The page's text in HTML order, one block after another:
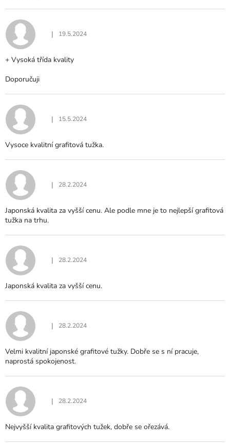
Hodnocení produktu je 5 z 5 hvězdiček.
| 19.5.2024
+ Vysoká třída kvality
Doporučuji
Hodnocení produktu je 5 z 5 hvězdiček.
| 15.5.2024
Vysoce kvalitní grafitová tužka.
Hodnocení produktu je 5 z 5 hvězdiček.
| 28.2.2024
Japonská kvalita za vyšší cenu. Ale podle mne je to nejlepší grafitová
tužka na trhu.
Hodnocení produktu je 5 z 5 hvězdiček.
| 28.2.2024
Japonská kvalita za vyšší cenu.
Hodnocení produktu je 5 z 5 hvězdiček.
| 28.2.2024
Velmi kvalitní japonské grafitové tužky. Dobře se s ní pracuje,
naprostá spokojenost.
Hodnocení produktu je 5 z 5 hvězdiček.
| 28.2.2024
Nejvyšší kvalita grafitových tužek, dobře se ořezává.